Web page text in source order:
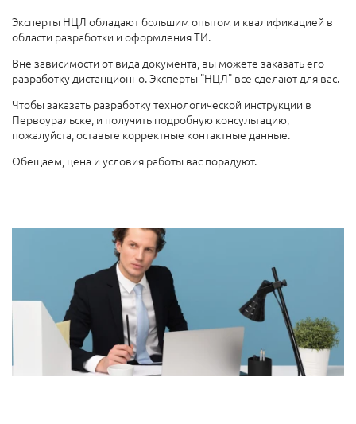
Эксперты НЦЛ обладают большим опытом и квалификацией в
области разработки и оформления ТИ.
Вне зависимости от вида документа, вы можете заказать его
разработку дистанционно. Эксперты "НЦЛ" все сделают для вас.
Чтобы заказать разработку технологической инструкции в
Первоуральске, и получить подробную консультацию,
пожалуйста, оставьте корректные контактные данные.
Обещаем, цена и условия работы вас порадуют.